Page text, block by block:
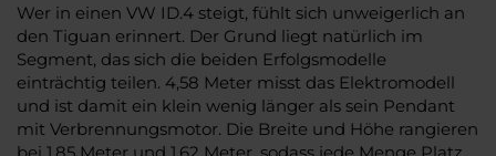
Wer in einen VW ID.4 steigt, fühlt sich unweigerlich an
den Tiguan erinnert. Der Grund liegt natürlich im
Segment, das sich die beiden Erfolgsmodelle
einträchtig teilen. 4,58 Meter misst das Elektromodell
und ist damit ein klein wenig länger als sein Pendant
mit Verbrennungsmotor. Die Breite und Höhe rangieren
bei 1,85 Meter und 1,62 Meter, sodass jede Menge Platz